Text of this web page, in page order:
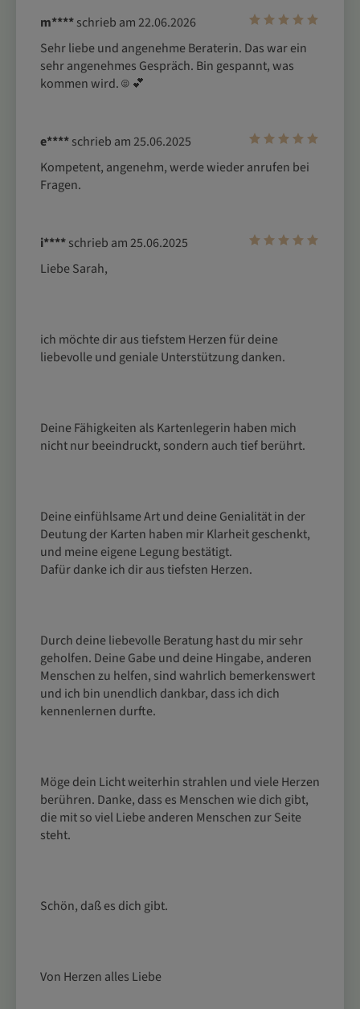
m****schrieb am 22.06.2026
Sehr liebe und angenehme Beraterin. Das war ein
sehr angenehmes Gespräch. Bin gespannt, was
kommen wird. ☺ ️💕
e****schrieb am 25.06.2025
Kompetent, angenehm, werde wieder anrufen bei
Fragen.
i****schrieb am 25.06.2025
Liebe Sarah,
ich möchte dir aus tiefstem Herzen für deine
liebevolle und geniale Unterstützung danken.
Deine Fähigkeiten als Kartenlegerin haben mich
nicht nur beeindruckt, sondern auch tief berührt.
Deine einfühlsame Art und deine Genialität in der
Deutung der Karten haben mir Klarheit geschenkt,
und meine eigene Legung bestätigt.
Dafür danke ich dir aus tiefsten Herzen.
Durch deine liebevolle Beratung hast du mir sehr
geholfen. Deine Gabe und deine Hingabe, anderen
Menschen zu helfen, sind wahrlich bemerkenswert
und ich bin unendlich dankbar, dass ich dich
kennenlernen durfte.
Möge dein Licht weiterhin strahlen und viele Herzen
berühren. Danke, dass es Menschen wie dich gibt,
die mit so viel Liebe anderen Menschen zur Seite
steht.
Schön, daß es dich gibt.
Von Herzen alles Liebe